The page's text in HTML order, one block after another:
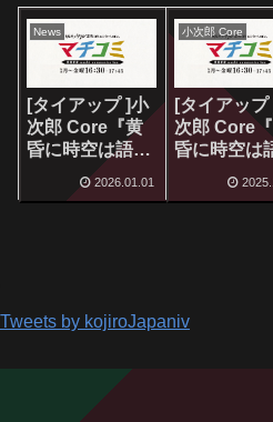
News
[タイアップ ]小
次郎 Core『黄
昏に時空は語
る』がテレ玉情
報番組”マチコ
2026.01.01
小次郎 Core
[タイアップ
次郎 Core
昏に時空は
報番組”マチ
Tweets by kojiroJapaniv